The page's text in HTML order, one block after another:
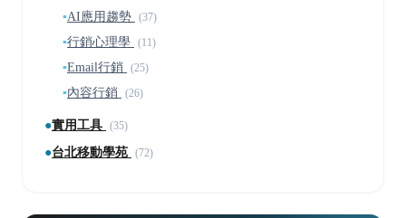
▪AI應用趨勢 (37)
▪行銷心理學 (11)
▪Email行銷 (25)
▪內容行銷 (26)
●實用工具 (35)
●台北移動學苑 (72)